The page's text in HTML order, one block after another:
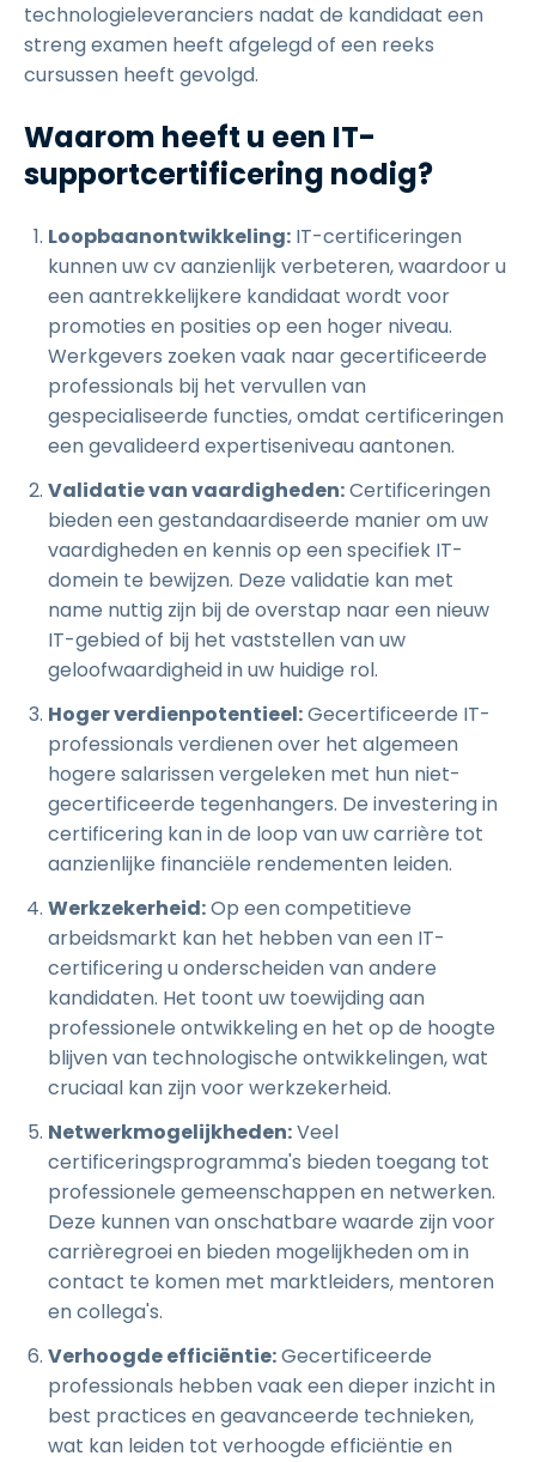
technologieleveranciers nadat de kandidaat een
streng examen heeft afgelegd of een reeks
cursussen heeft gevolgd.
Waarom heeft u een IT-
supportcertificering nodig?
Loopbaanontwikkeling: IT-certificeringen
kunnen uw cv aanzienlijk verbeteren, waardoor u
een aantrekkelijkere kandidaat wordt voor
promoties en posities op een hoger niveau.
Werkgevers zoeken vaak naar gecertificeerde
professionals bij het vervullen van
gespecialiseerde functies, omdat certificeringen
een gevalideerd expertiseniveau aantonen.
Validatie van vaardigheden:Certificeringen
bieden een gestandaardiseerde manier om uw
vaardigheden en kennis op een specifiek IT-
domein te bewijzen. Deze validatie kan met
name nuttig zijn bij de overstap naar een nieuw
IT-gebied of bij het vaststellen van uw
geloofwaardigheid in uw huidige rol.
Hoger verdienpotentieel:Gecertificeerde IT-
professionals verdienen over het algemeen
hogere salarissen vergeleken met hun niet-
gecertificeerde tegenhangers. De investering in
certificering kan in de loop van uw carrière tot
aanzienlijke financiële rendementen leiden.
Werkzekerheid:Op een competitieve
arbeidsmarkt kan het hebben van een IT-
certificering u onderscheiden van andere
kandidaten. Het toont uw toewijding aan
professionele ontwikkeling en het op de hoogte
blijven van technologische ontwikkelingen, wat
cruciaal kan zijn voor werkzekerheid.
Netwerkmogelijkheden:Veel
certificeringsprogramma's bieden toegang tot
professionele gemeenschappen en netwerken.
Deze kunnen van onschatbare waarde zijn voor
carrièregroei en bieden mogelijkheden om in
contact te komen met marktleiders, mentoren
en collega's.
Verhoogde efficiëntie:Gecertificeerde
professionals hebben vaak een dieper inzicht in
best practices en geavanceerde technieken,
wat kan leiden tot verhoogde efficiëntie en